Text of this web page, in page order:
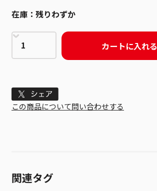
在庫： 残りわずか
カートに入れる
Tweet
この商品について問い合わせする
関連タグ